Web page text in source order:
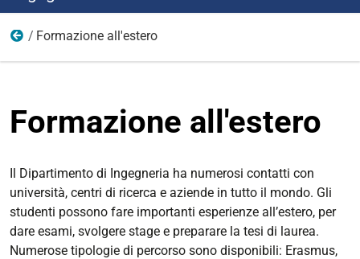
Studiare
Formazione all'estero
Formazione all'estero
Il Dipartimento di Ingegneria ha numerosi contatti con
università, centri di ricerca e aziende in tutto il mondo. Gli
studenti possono fare importanti esperienze all’estero, per
dare esami, svolgere stage e preparare la tesi di laurea.
Numerose tipologie di percorso sono disponibili: Erasmus,